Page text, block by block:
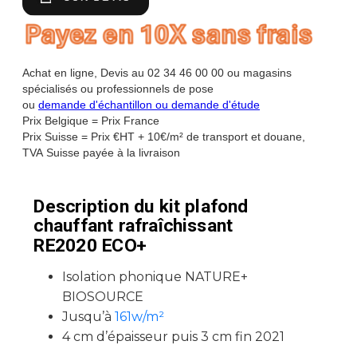
Achat en ligne, Devis au 02 34 46 00 00 ou magasins
spécialisés ou professionnels de pose
ou demande d'échantillon ou demande d'étude
Prix Belgique = Prix France
Prix Suisse = Prix €HT + 10€/m² de transport et douane,
TVA Suisse payée à la livraison
Description du kit plafond
chauffant rafraîchissant
RE2020 ECO+
Isolation phonique NATURE+
BIOSOURCE
Jusqu’à 161w/m²
4 cm d’épaisseur puis 3 cm fin 2021